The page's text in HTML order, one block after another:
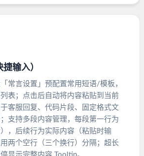
输入）
常言设置」预配置常用短语/模板，
表；点击后自动将内容粘贴到当前
客服回复、代码片段、固定格式文
支持多段内容管理，每段第一行为
，后续行为实际内容（粘贴时输
两个空行（三个换行）分隔；超长